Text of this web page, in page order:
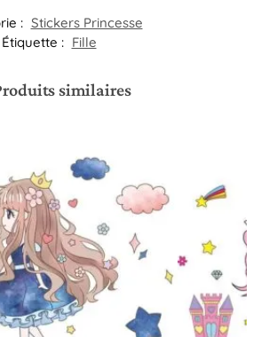
: Stickers Princesse
Étiquette : Fille
similaires